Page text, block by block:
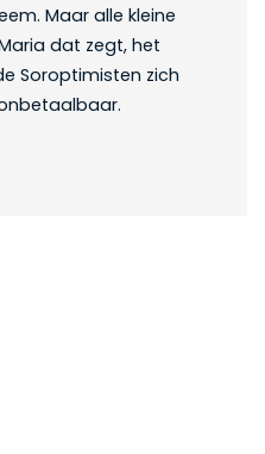
Maar alle kleine
dat zegt, het
Soroptimisten zich